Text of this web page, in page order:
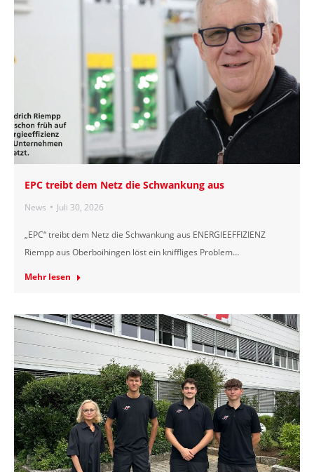
EPC treibt dem Netz die Schwankung aus
News Juli 30, 2026
„EPC“ treibt dem Netz die Schwankung aus ENERGIEEFFIZIENZ
Riempp aus Oberboihingen löst ein kniffliges Problem…
Mehr lesen